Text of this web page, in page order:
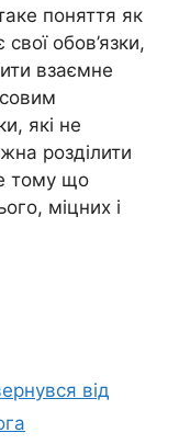
поняття як
свої обов’язки,
взаємне
які не
розділити
тому що
міцних і
від